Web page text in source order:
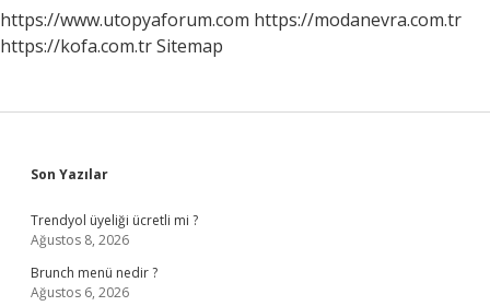
https://www.utopyaforum.com https://modanevra.com.tr
https://kofa.com.trSitemap
Sidebar
Son Yazılar
Trendyol üyeliği ücretli mi ?
Ağustos 8, 2026
Brunch menü nedir ?
Ağustos 6, 2026